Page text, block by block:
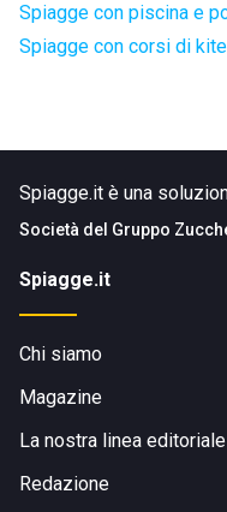
Spiagge con piscina e
Spiagge con corsi di
Spiagge.it è una
Società del Gruppo
Spiagge.it
Chi siamo
Magazine
La nostra linea editoriale
Redazione